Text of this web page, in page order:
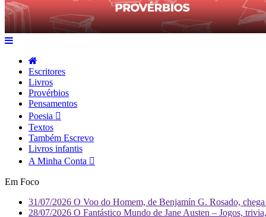
Escritores
Livros
Provérbios
Pensamentos
Poesia
Textos
Também Escrevo
Livros infantis
A Minha Conta
Em Foco
31/07/2026 O Voo do Homem, de Benjamín G. Rosado,
28/07/2026 O Fantástico Mundo de Jane Austen – Jogos,